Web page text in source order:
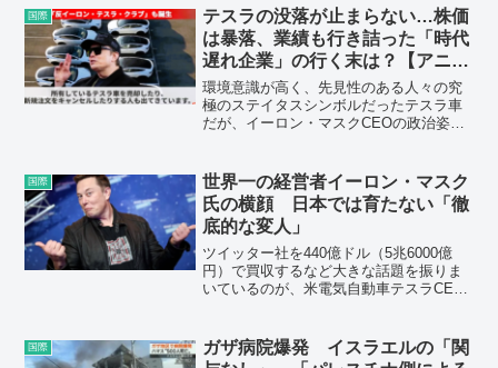
のロックダウンを実施。こらから夏の季
節を迎える南米諸国の感染状況。アジア
でも再び感染拡大、特にインドネシアと
日本が危ない。日本政府はコロナ対策に
失敗。
国際
テスラの没落が止まらない…株価
は暴落、業績も行き詰った「時代
遅れ企業」の行く末は？【アニメ
で解説】
環境意識が高く、先見性のある人々の究
極のステイタスシンボルだったテスラ車
だが、イーロン・マスクCEOの政治姿勢
落、業績も行き詰ったテスラの行く末
は？──
国際
世界一の経営者イーロン・マスク
氏の横顔 日本では育たない「徹
底的な変人」
ツイッター社を440億ドル（5兆6000億
円）で買収するなど大きな話題を振りま
いているのが、米電気自動車テスラCEO
の1位に輝いた「世界一の経営者」だが、
これまで自分が語る“夢“を現実のものとし
国際
ガザ病院爆発 イスラエルの「関